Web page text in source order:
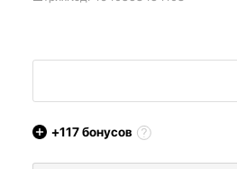
+117бонусов